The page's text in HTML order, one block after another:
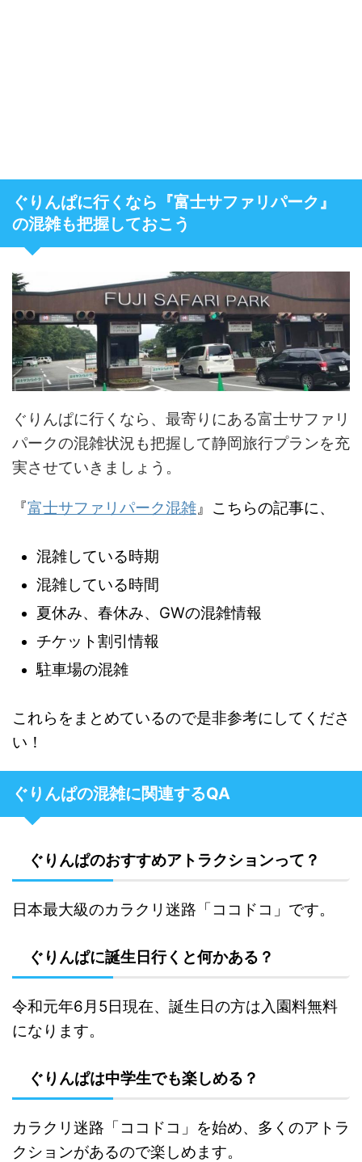
ぐりんぱに行くなら『富士サファリパーク』
の混雑も把握しておこう
ぐりんぱに行くなら、最寄りにある富士サファリ
パークの混雑状況も把握して静岡旅行プランを充
実させていきましょう。
『富士サファリパーク混雑』こちらの記事に、
混雑している時期
混雑している時間
夏休み、春休み、GWの混雑情報
チケット割引情報
駐車場の混雑
これらをまとめているので是非参考にしてくださ
い！
ぐりんぱの混雑に関連するQA
ぐりんぱのおすすめアトラクションって？
日本最大級のカラクリ迷路「ココドコ」です。
ぐりんぱに誕生日行くと何かある？
令和元年6月5日現在、誕生日の方は入園料無料
になります。
ぐりんぱは中学生でも楽しめる？
カラクリ迷路「ココドコ」を始め、多くのアトラ
クションがあるので楽しめます。